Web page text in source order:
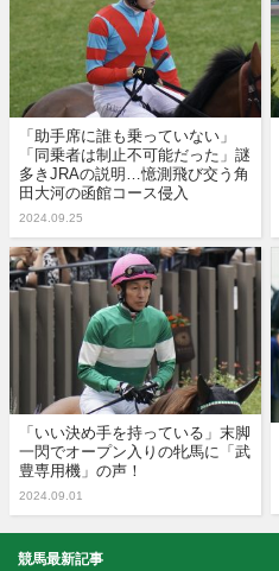
「助手席に誰も乗っていない」
「同乗者は制止不可能だった」謎
多きJRAの説明…憶測飛び交う角
田大河の函館コース侵入
2024.09.25
「いい決め手を持っている」末脚
一閃でオープン入りの牝馬に「武
豊専用機」の声！
2024.09.01
競馬最新記事